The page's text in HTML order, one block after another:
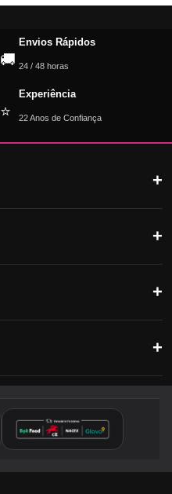
🚚
Envios Rápidos
24 / 48 horas
⭐
Experiência
22 Anos de Confiança